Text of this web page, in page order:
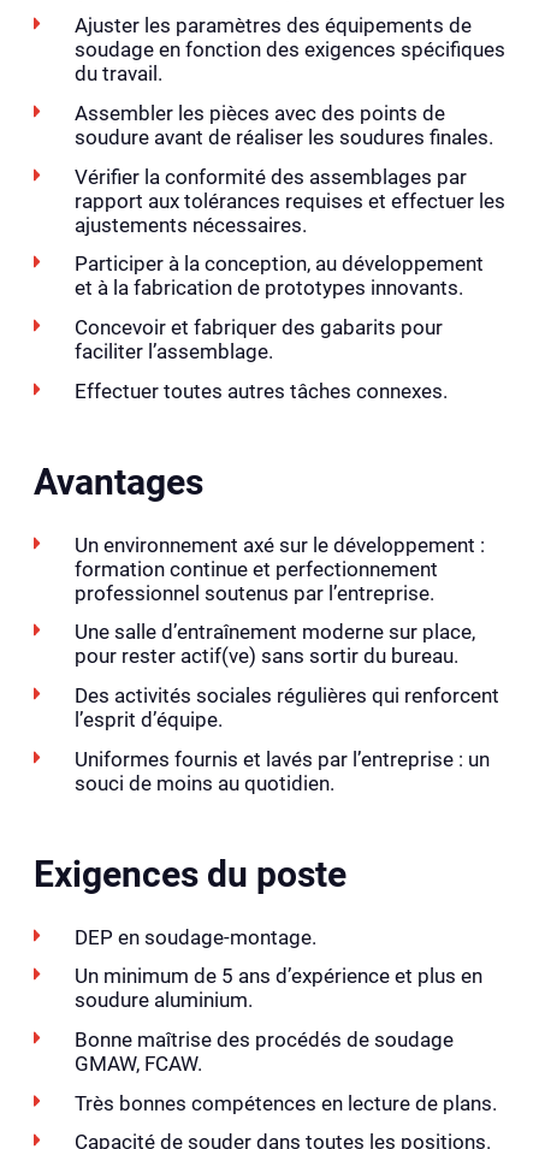
Ajuster les paramètres des équipements de
soudage en fonction des exigences spécifiques
du travail.
Assembler les pièces avec des points de
soudure avant de réaliser les soudures finales.
Vérifier la conformité des assemblages par
rapport aux tolérances requises et effectuer les
ajustements nécessaires.
Participer à la conception, au développement
et à la fabrication de prototypes innovants.
Concevoir et fabriquer des gabarits pour
faciliter l’assemblage.
Effectuer toutes autres tâches connexes.
Avantages
Un environnement axé sur le développement :
formation continue et perfectionnement
professionnel soutenus par l’entreprise.
Une salle d’entraînement moderne sur place,
pour rester actif(ve) sans sortir du bureau.
Des activités sociales régulières qui renforcent
l’esprit d’équipe.
Uniformes fournis et lavés par l’entreprise : un
souci de moins au quotidien.
Exigences du poste
DEP en soudage-montage.
Un minimum de 5 ans d’expérience et plus en
soudure aluminium.
Bonne maîtrise des procédés de soudage
GMAW, FCAW.
Très bonnes compétences en lecture de plans.
Capacité de souder dans toutes les positions.